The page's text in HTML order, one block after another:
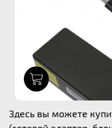
Здесь вы можете